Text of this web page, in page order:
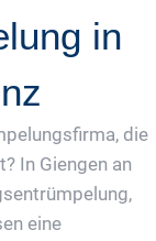
in
die
In Giengen an
eine